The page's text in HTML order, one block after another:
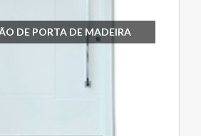
DE PORTA DE MADEIRA